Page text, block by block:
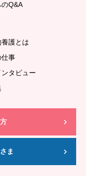
Q&A
護とは
仕事
タビュー
ま